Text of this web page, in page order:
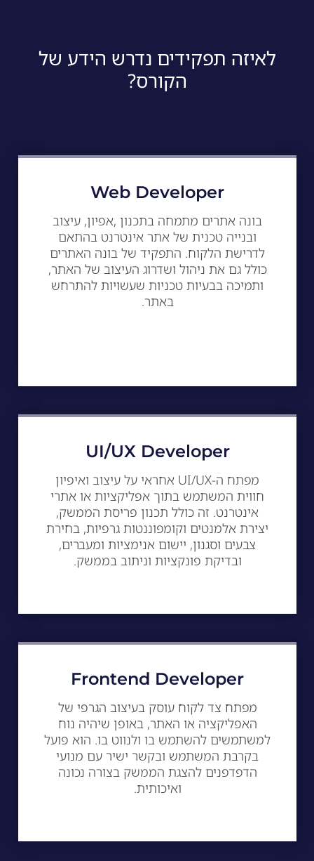
לאיזה תפקידים נדרש הידע של
הקורס?
Web Developer
בונה אתרים מתמחה בתכנון ,אפיון, עיצוב
ובנייה טכנית של אתר אינטרנט בהתאם
לדרישת הלקוח. התפקיד של בונה האתרים
כולל גם את ניהול ושדרוג העיצוב של האתר,
ותמיכה בבעיות טכניות שעשויות להתרחש
באתר.
UI/UX Developer
מפתח ה-UI/UX אחראי על עיצוב ואיפיון
חווית המשתמש בתוך אפליקציות או אתרי
אינטרנט. זה כולל תכנון פריסת הממשק,
יצירת אלמנטים וקומפוננטות גרפיות, בחירת
צבעים וסגנון, יישום אנימציות ומעברים,
ובדיקת פונקציות וניתוב בממשק.
Frontend Developer
מפתח צד לקוח עוסק בעיצוב הגרפי של
האפליקציה או האתר, באופן שיהיה נוח
למשתמשים להשתמש בו ולנווט בו. הוא פועל
בקרבת המשתמש ובקשר ישיר עם מנועי
הדפדפנים להצגת הממשק בצורה נכונה
ואיכותית.